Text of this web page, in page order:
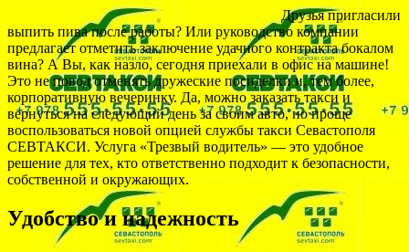
Друзья пригласили
выпить пива после работы? Или руководство компании
предлагает отметить заключение удачного контракта бокалом
вина? А Вы, как назло, сегодня приехали в офис на машине!
Это не повод отменять дружеские посиделки и, тем более,
корпоративную вечеринку. Да, можно заказать такси и
вернуться на следующий день за своим авто, но проще
воспользоваться новой опцией службы такси Севастополя
СЕВТАКСИ. Услуга «Трезвый водитель» — это удобное
решение для тех, кто ответственно подходит к безопасности,
собственной и окружающих.
Удобство и надежность